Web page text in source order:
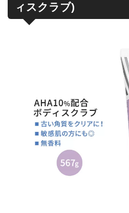
ィスクラブ)